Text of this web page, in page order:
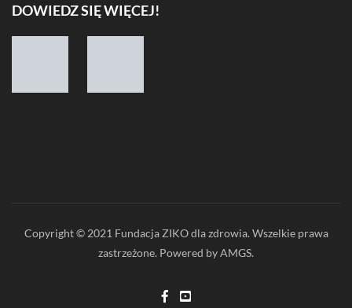
DOWIEDZ SIĘ WIĘCEJ!
Copyright © 2021 Fundacja ZIKO dla zdrowia. Wszelkie prawa
zastrzeżone. Powered by AMGS.